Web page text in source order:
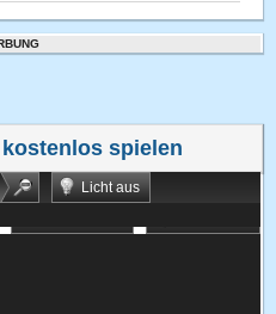
spielen
Licht aus